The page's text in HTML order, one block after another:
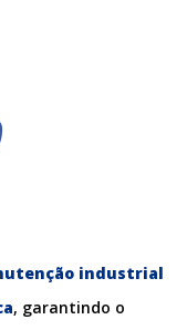
industrial
, garantindo o